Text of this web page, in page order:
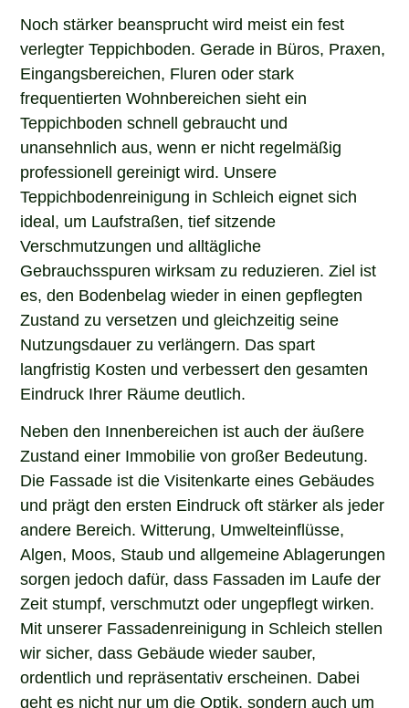
Noch stärker beansprucht wird meist ein fest
verlegter Teppichboden. Gerade in Büros, Praxen,
Eingangsbereichen, Fluren oder stark
frequentierten Wohnbereichen sieht ein
Teppichboden schnell gebraucht und
unansehnlich aus, wenn er nicht regelmäßig
professionell gereinigt wird. Unsere
Teppichbodenreinigung in Schleich eignet sich
ideal, um Laufstraßen, tief sitzende
Verschmutzungen und alltägliche
Gebrauchsspuren wirksam zu reduzieren. Ziel ist
es, den Bodenbelag wieder in einen gepflegten
Zustand zu versetzen und gleichzeitig seine
Nutzungsdauer zu verlängern. Das spart
langfristig Kosten und verbessert den gesamten
Eindruck Ihrer Räume deutlich.
Neben den Innenbereichen ist auch der äußere
Zustand einer Immobilie von großer Bedeutung.
Die Fassade ist die Visitenkarte eines Gebäudes
und prägt den ersten Eindruck oft stärker als jeder
andere Bereich. Witterung, Umwelteinflüsse,
Algen, Moos, Staub und allgemeine Ablagerungen
sorgen jedoch dafür, dass Fassaden im Laufe der
Zeit stumpf, verschmutzt oder ungepflegt wirken.
Mit unserer Fassadenreinigung in Schleich stellen
wir sicher, dass Gebäude wieder sauber,
ordentlich und repräsentativ erscheinen. Dabei
geht es nicht nur um die Optik, sondern auch um